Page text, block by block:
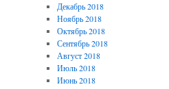
Декабрь 2018
Ноябрь 2018
Октябрь 2018
Сентябрь 2018
Август 2018
Июль 2018
Июнь 2018